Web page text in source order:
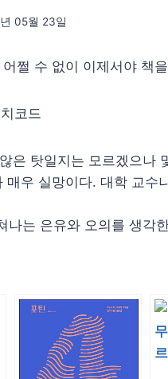
05월 23일
쩔 수 없이 이제서야 책
은 탓일지는 모르겠으나
매우 실망이다. 대학 교수
나는 은유와 오의를 생각